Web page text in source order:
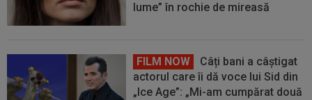
lume” în rochie de mireasă
FILM NOW
Câți bani a câștigat
actorul care îi dă voce lui Sid din
„Ice Age”: „Mi-am cumpărat două